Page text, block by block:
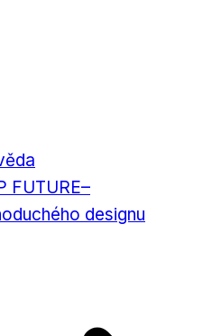
FUTURE–
designu